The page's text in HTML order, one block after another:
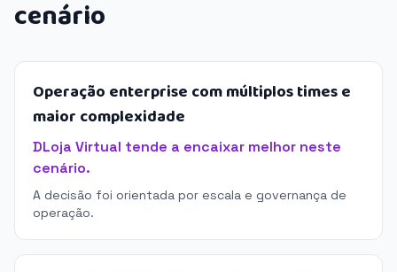
cenário
Operação enterprise com múltiplos times e
maior complexidade
DLoja Virtual tende a encaixar melhor neste
cenário.
A decisão foi orientada por escala e governança de
operação.